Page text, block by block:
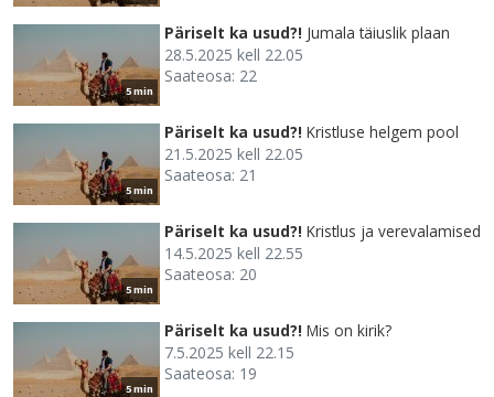
5 min
Päriselt ka usud?! Jumala täiuslik plaan
28.5.2025 kell 22.05
Saateosa: 22
5 min
Päriselt ka usud?! Kristluse helgem pool
21.5.2025 kell 22.05
Saateosa: 21
5 min
Päriselt ka usud?! Kristlus ja verevalamised
14.5.2025 kell 22.55
Saateosa: 20
5 min
Päriselt ka usud?! Mis on kirik?
7.5.2025 kell 22.15
Saateosa: 19